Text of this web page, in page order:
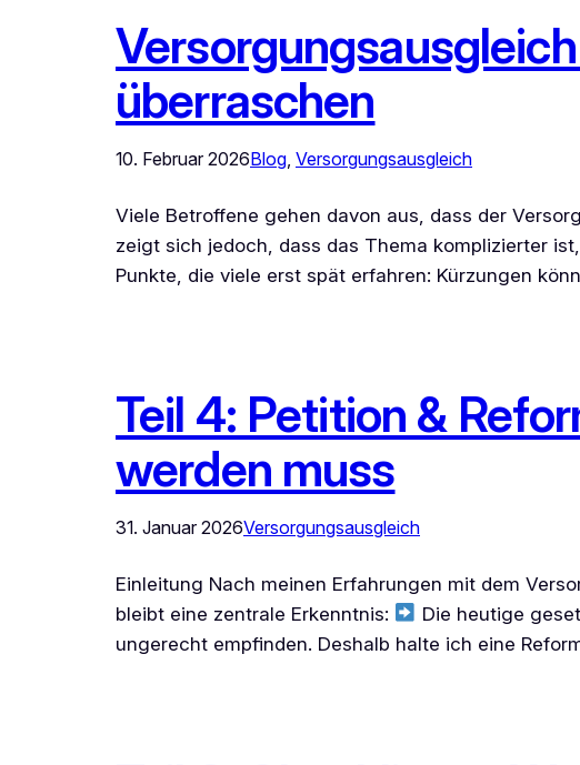
überraschen
10. Februar 2026Blog Versorgungsausgleich
Viele Betroffene gehen davon aus, dass der
zeigt sich jedoch, dass das Thema komplizierter
Punkte, die viele erst spät erfahren: Kürzungen
Teil 4: Petition &
werden muss
31. Januar 2026Versorgungsausgleich
Einleitung Nach meinen Erfahrungen mit dem
bleibt eine zentrale Erkenntnis:
Die heutige
ungerecht empfinden. Deshalb halte ich eine